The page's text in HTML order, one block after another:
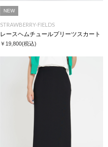
NEW
STRAWBERRY-FIELDS
レースヘムチュールプリーツスカート
￥19,800(税込)